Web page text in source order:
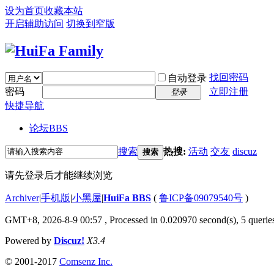
设为首页收藏本站
开启辅助访问 切换到窄版
自动登录 找回密码
密码
登录
立即注册
快捷导航
论坛BBS
搜索 搜索 热搜: 活动 交友 discuz
请先登录后才能继续浏览
Archiver|手机版|小黑屋|HuiFa BBS ( 鲁ICP备09079540号 )
GMT+8, 2026-8-9 00:57 , Processed in 0.020970 second(s), 5
Powered by Discuz! X3.4
© 2001-2017 Comsenz Inc.